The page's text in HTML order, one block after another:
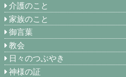
介護のこと
家族のこと
御言葉
教会
日々のつぶやき
神様の証